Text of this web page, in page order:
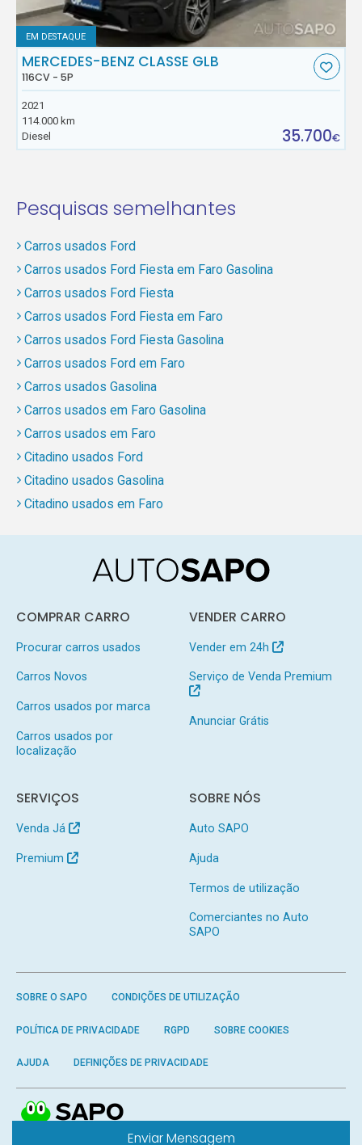
Enviar Mensagem
EM DESTAQUE
MERCEDES-BENZ CLASSE GLB
116CV - 5P
2021
114.000 km
Diesel
35.700€
Pesquisas semelhantes
Carros usados Ford
Carros usados Ford Fiesta em Faro Gasolina
Carros usados Ford Fiesta
Carros usados Ford Fiesta em Faro
Carros usados Ford Fiesta Gasolina
Carros usados Ford em Faro
Carros usados Gasolina
Carros usados em Faro Gasolina
Carros usados em Faro
Citadino usados Ford
Citadino usados Gasolina
Citadino usados em Faro
COMPRAR CARRO
Procurar carros usados
Carros Novos
Carros usados por marca
Carros usados por
localização
VENDER CARRO
Vender em 24h
Serviço de Venda Premium
Anunciar Grátis
SERVIÇOS
Venda Já
Premium
SOBRE NÓS
Auto SAPO
Ajuda
Termos de utilização
Comerciantes no Auto
SAPO
SOBRE O SAPO CONDIÇÕES DE UTILIZAÇÃO
POLÍTICA DE PRIVACIDADE RGPD SOBRE COOKIES
AJUDA DEFINIÇÕES DE PRIVACIDADE